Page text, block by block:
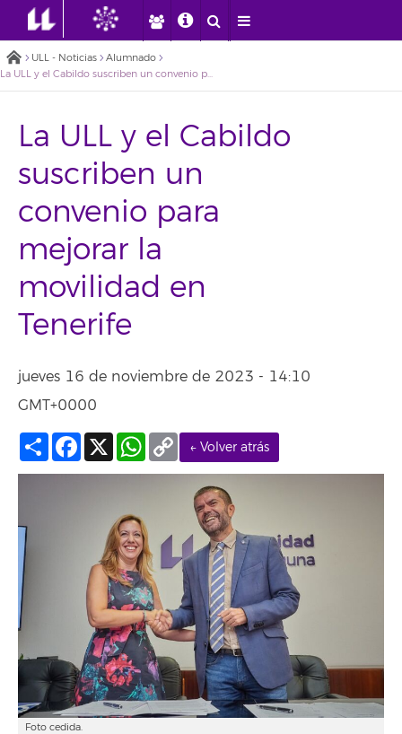
ULL - Noticias
Alumnado
La ULL y el Cabildo suscriben un convenio para mejorar la movilidad en Tenerife
La ULL y el Cabildo
suscriben un
convenio para
mejorar la
movilidad en
Tenerife
jueves 16 de noviembre de 2023 - 14:10
GMT+0000
← Volver atrás
Compartir
Facebook
X WhatsApp
Copy
Link
Foto cedida.